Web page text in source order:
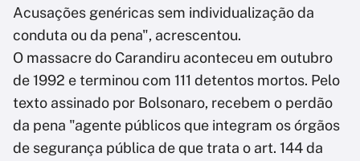
Acusações genéricas sem individualização da
conduta ou da pena", acrescentou.
O massacre do Carandiru aconteceu em outubro
de 1992 e terminou com 111 detentos mortos. Pelo
texto assinado por Bolsonaro, recebem o perdão
da pena "agente públicos que integram os órgãos
de segurança pública de que trata o art. 144 da